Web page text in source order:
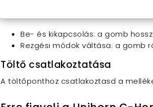
Vezérlés
Be- és kikapcsolás: a gomb
Rezgési módok váltása: a gomb
Töltő csatlakoztatása
A töltőponthoz csatlakoztasd a